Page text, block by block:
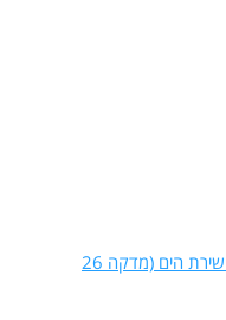
סיפור מההפטרה עם מיכה גודמן, שירת הים (מדקה 26